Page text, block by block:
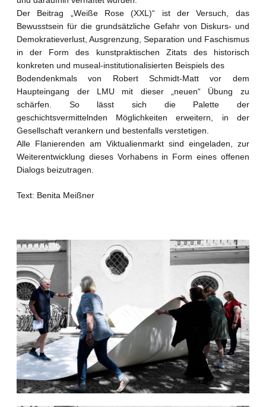
Der Beitrag „Weiße Rose (XXL)“ ist der Versuch, das
Bewusstsein für die grundsätzliche Gefahr von Diskurs- und
Demokratieverlust, Ausgrenzung, Separation und Faschismus
in der Form des kunstpraktischen Zitats des historisch
konkreten und museal-institutionalisierten Beispiels des
Bodendenkmals von Robert Schmidt-Matt vor dem
Haupteingang der LMU mit dieser „neuen“ Übung zu
schärfen. So lässt sich die Palette der
geschichtsvermittelnden Möglichkeiten erweitern, in der
Gesellschaft verankern und bestenfalls verstetigen.
Alle Flanierenden am Viktualienmarkt sind eingeladen, zur
Weiterentwicklung dieses Vorhabens in Form eines offenen
Dialogs beizutragen.
Text: Benita Meißner